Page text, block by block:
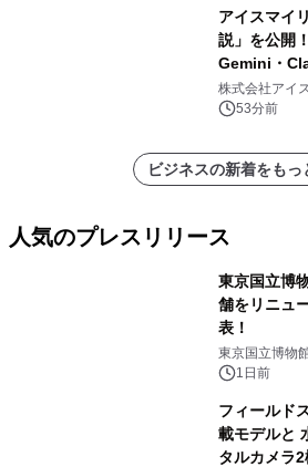
アイスマイ
説」を公開
Gemini・
比較―自社
かる実践ガイ
株式会社アイ
53分前
ビジネスの新着をもっ
人気のプレスリリース
東京国立博
舗をリニュ
表！
東京国立博物
1日前
フィールド
載モデルと
タルカメラ